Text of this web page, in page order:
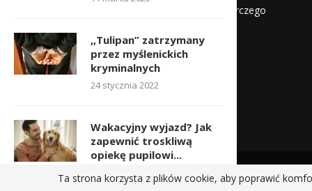
Myślenicka Agencja Rozwoju Gospodarczego
Kontakt:
redakcja@myslenicka24.pl
,,Tulipan” zatrzymany
przez myślenickich
kryminalnych
24 stycznia 2022
Wakacyjny wyjazd? Jak
zapewnić troskliwą
opiekę pupilowi...
11 sierpnia 2022
Ta strona korzysta z plików cookie, aby poprawić